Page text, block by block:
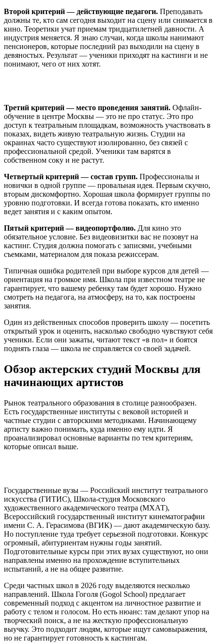
Второй критерий — действующие педагоги. Преподавать
должны те, кто сам сегодня выходит на сцену или снимается в
кино. Теоретики учат приемам тридцатилетней давности. А
индустрия меняется. Я знаю случаи, когда школы нанимают
пенсионеров, которые последний раз выходили на сцену в
девяностых. Результат — ученики приходят на кастинги и не
понимают, чего от них хотят.
Третий критерий — место проведения занятий. Офлайн-
обучение в центре Москвы — это не про статус. Это про
доступ к театральным площадкам, возможность участвовать в
показах, видеть живую театральную жизнь. Студии на
окраинах часто существуют изолированно, без связей с
профессиональной средой. Ученики там варятся в
собственном соку и не растут.
Четвертый критерий — состав групп. Профессионалы и
новички в одной группе — провальная идея. Первым скучно,
вторым дискомфортно. Хорошая школа формирует группы по
уровню подготовки. И всегда готова показать, кто именно
ведет занятия и с каким опытом.
Пятый критерий — видеопортфолио. Для кино это
обязательное условие. Без видеовизитки вас не позовут на
кастинг. Студия должна помогать с записями, учебными
съемками, материалом для показа режиссерам.
Типичная ошибка родителей при выборе курсов для детей —
ориентация на громкое имя. Школа при известном театре не
гарантирует, что вашему ребенку там будет хорошо. Нужно
смотреть на педагога, на атмосферу, на то, как построены
занятия.
Один из действенных способов проверить школу — посетить
открытый урок и оценить, насколько свободно чувствуют себя
ученики. Если они зажаты, читают текст «в пол» и боятся
поднять глаза — школа не справляется со своей задачей.
Обзор актерских студий Москвы для
начинающих артистов
Рынок театрального образования в столице разнообразен.
Есть государственные институты с вековой историей и
частные студии с авторскими методиками. Начинающему
артисту важно понимать, куда именно ему идти. Я
проанализировал основные варианты по тем критериям,
которые описал выше.
Государственные вузы — Российский институт театрального
искусства (ГИТИС), Школа-студия Московского
художественного академического театра (МХАТ),
Всероссийский государственный институт кинематографии
имени С. А. Герасимова (ВГИК) — дают академическую базу.
Но поступление туда требует серьезной подготовки. Конкурс
огромный, абитуриентам нужны годы занятий.
Подготовительные курсы при этих вузах существуют, но они
направлены именно на прохождение вступительных
испытаний, а не на общее развитие.
Среди частных школ в 2026 году выделяются несколько
направлений. Школа Гоголя (Gogol School) предлагает
современный подход с акцентом на личностное развитие и
работу с телом и голосом. Но есть нюанс: там делают упор на
творческий поиск, а не на жесткую профессиональную
выучку. Это подходит людям, которые ищут самовыражения,
но не гарантирует готовность к кастингам.